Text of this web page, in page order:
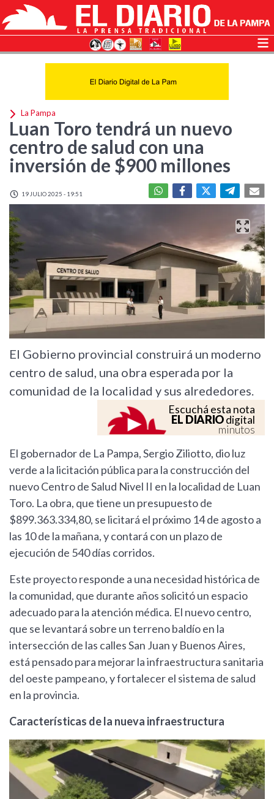
La Pampa
Luan Toro tendrá un nuevo
centro de salud con una
inversión de $900 millones
19 JULIO 2025 - 19:51
El Gobierno provincial construirá un moderno
centro de salud, una obra esperada por la
comunidad de la localidad y sus alrededores.
Escuchá esta nota
EL DIARIOdigital
minutos
El gobernador de La Pampa, Sergio Ziliotto, dio luz
verde a la licitación pública para la construcción del
nuevo Centro de Salud Nivel II en la localidad de Luan
Toro. La obra, que tiene un presupuesto de
$899.363.334,80, se licitará el próximo 14 de agosto a
las 10 de la mañana, y contará con un plazo de
ejecución de 540 días corridos.
Este proyecto responde a una necesidad histórica de
la comunidad, que durante años solicitó un espacio
adecuado para la atención médica. El nuevo centro,
que se levantará sobre un terreno baldío en la
intersección de las calles San Juan y Buenos Aires,
está pensado para mejorar la infraestructura sanitaria
del oeste pampeano, y fortalecer el sistema de salud
en la provincia.
Características de la nueva infraestructura